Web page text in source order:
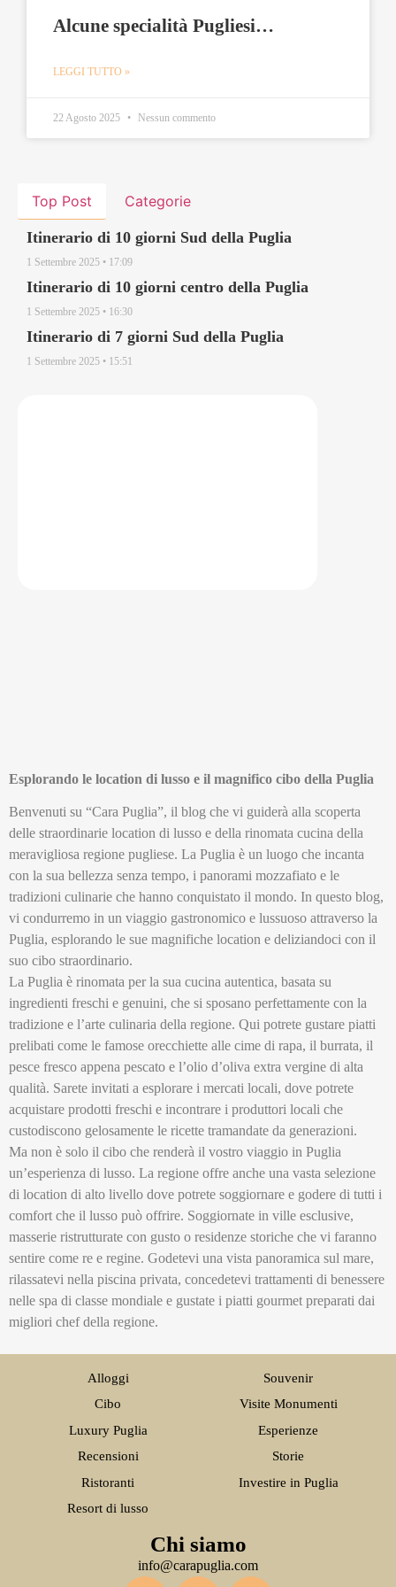
Alcune specialità Pugliesi…
LEGGI TUTTO »
22 Agosto 2025 Nessun commento
Top Post Categorie
Itinerario di 10 giorni Sud della Puglia
1 Settembre 2025 17:09
Itinerario di 10 giorni centro della Puglia
1 Settembre 2025 16:30
Itinerario di 7 giorni Sud della Puglia
1 Settembre 2025 15:51
Esplorando le location di lusso e il magnifico cibo della Puglia
Benvenuti su “Cara Puglia”, il blog che vi guiderà alla scoperta
delle straordinarie location di lusso e della rinomata cucina della
meravigliosa regione pugliese. La Puglia è un luogo che incanta
con la sua bellezza senza tempo, i panorami mozzafiato e le
tradizioni culinarie che hanno conquistato il mondo. In questo blog,
vi condurremo in un viaggio gastronomico e lussuoso attraverso la
Puglia, esplorando le sue magnifiche location e deliziandoci con il
suo cibo straordinario.
La Puglia è rinomata per la sua cucina autentica, basata su
ingredienti freschi e genuini, che si sposano perfettamente con la
tradizione e l’arte culinaria della regione. Qui potrete gustare piatti
prelibati come le famose orecchiette alle cime di rapa, il burrata, il
pesce fresco appena pescato e l’olio d’oliva extra vergine di alta
qualità. Sarete invitati a esplorare i mercati locali, dove potrete
acquistare prodotti freschi e incontrare i produttori locali che
custodiscono gelosamente le ricette tramandate da generazioni.
Ma non è solo il cibo che renderà il vostro viaggio in Puglia
un’esperienza di lusso. La regione offre anche una vasta selezione
di location di alto livello dove potrete soggiornare e godere di tutti i
comfort che il lusso può offrire. Soggiornate in ville esclusive,
masserie ristrutturate con gusto o residenze storiche che vi faranno
sentire come re e regine. Godetevi una vista panoramica sul mare,
rilassatevi nella piscina privata, concedetevi trattamenti di benessere
nelle spa di classe mondiale e gustate i piatti gourmet preparati dai
migliori chef della regione.
Alloggi
Cibo
Luxury Puglia
Recensioni
Ristoranti
Resort di lusso
Souvenir
Visite Monumenti
Esperienze
Storie
Investire in Puglia
Chi siamo
info@carapuglia.com